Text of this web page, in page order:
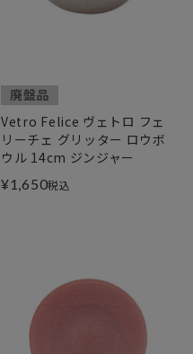
廃盤品
Vetro Felice ヴェトロ フェ
リーチェ グリッター ロウボ
ウル 14cm ジンジャー
¥1,650税込